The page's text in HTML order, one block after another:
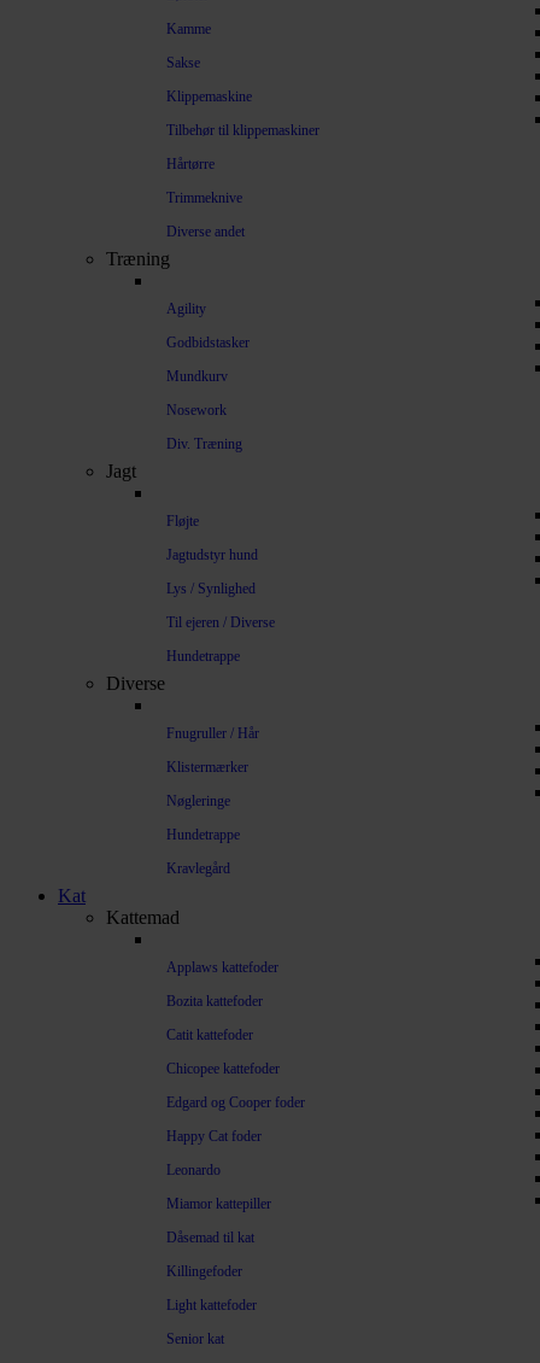
Kamme
Sakse
Klippemaskine
Tilbehør til klippemaskiner
Hårtørre
Trimmeknive
Diverse andet
Træning
Agility
Godbidstasker
Mundkurv
Nosework
Div. Træning
Jagt
Fløjte
Jagtudstyr hund
Lys / Synlighed
Til ejeren / Diverse
Hundetrappe
Diverse
Fnugruller / Hår
Klistermærker
Nøgleringe
Hundetrappe
Kravlegård
Kat
Kattemad
Applaws kattefoder
Bozita kattefoder
Catit kattefoder
Chicopee kattefoder
Edgard og Cooper foder
Happy Cat foder
Leonardo
Miamor kattepiller
Dåsemad til kat
Killingefoder
Light kattefoder
Senior kat